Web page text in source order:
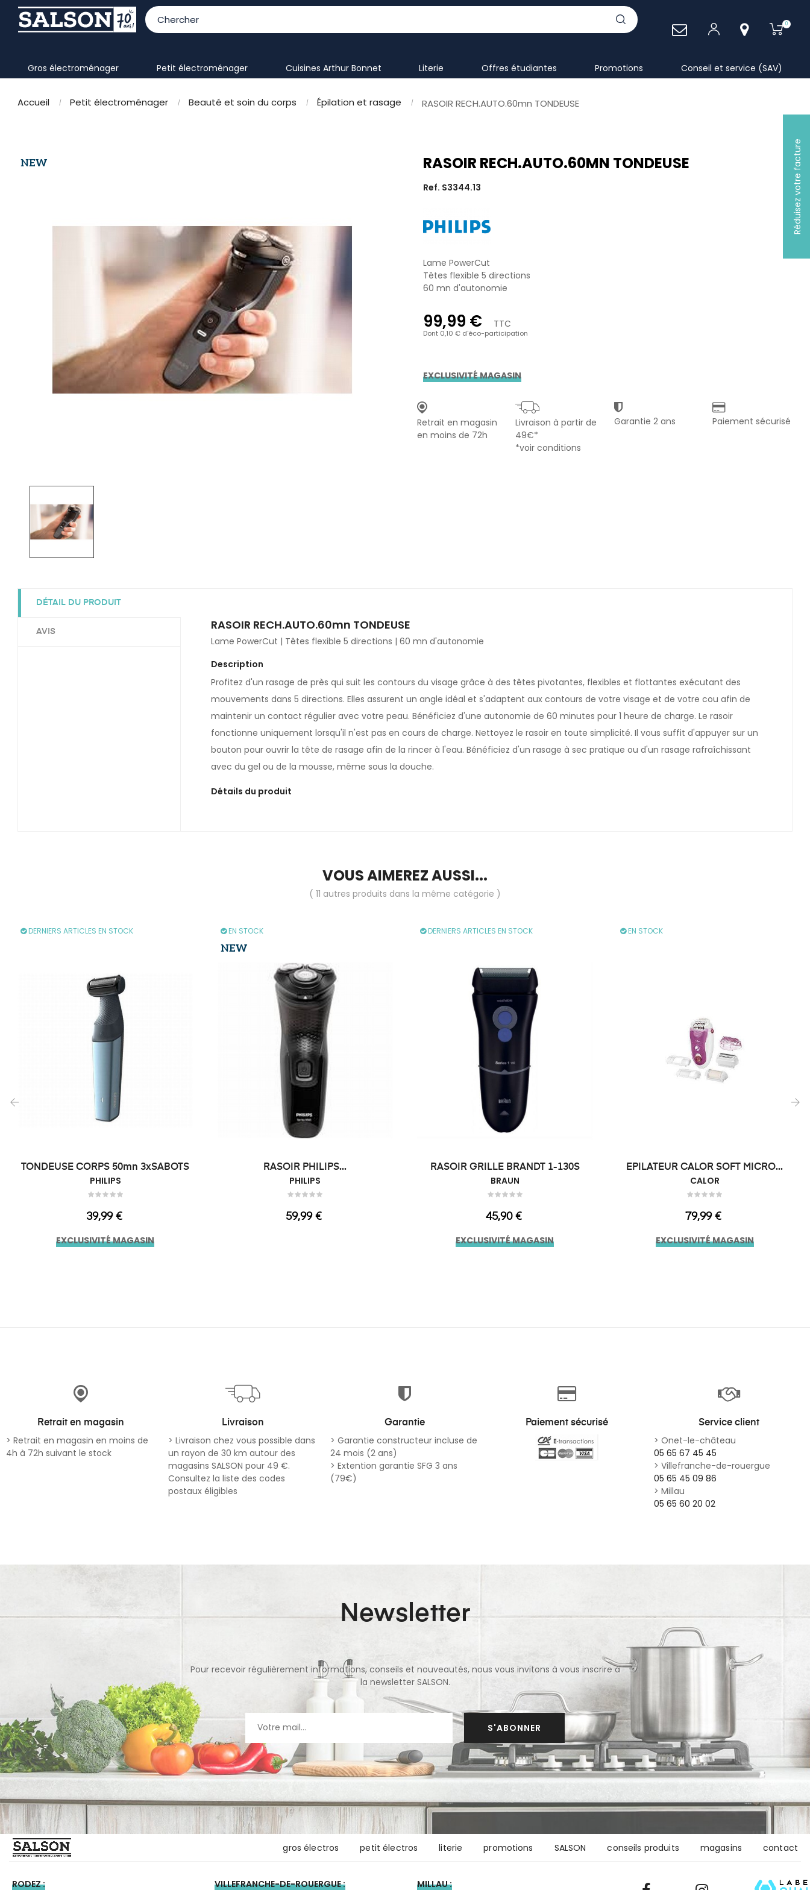
0
gros électroménager petit électroménager Cuisines Arthur Bonnet literie offres étudiantes Promotions Conseil et service (SAV)
Réduisez votre facture
Accueil Petit électroménager Beauté et soin du corps Épilation et rasage RASOIR RECH.AUTO.60mn TONDEUSE
NEW RASOIR RECH.AUTO.60MN TONDEUSE
Ref. S3344.13
Lame PowerCut
Têtes flexible 5 directions
60 mn d'autonomie
99,99 € TTC
Dont 0,10 € d'éco-participation
EXCLUSIVITÉ MAGASIN
Retrait en magasin
en moins de 72h
Livraison à partir de
49€*
*voir conditions
Garantie 2 ans Paiement sécurisé
DÉTAIL DU PRODUIT
AVIS RASOIR RECH.AUTO.60mn TONDEUSE
Lame PowerCut | Têtes flexible 5 directions | 60 mn d'autonomie
Description
Profitez d'un rasage de près qui suit les contours du visage grâce à des têtes pivotantes, flexibles et flottantes exécutant des
mouvements dans 5 directions. Elles assurent un angle idéal et s'adaptent aux contours de votre visage et de votre cou afin de
maintenir un contact régulier avec votre peau. Bénéficiez d'une autonomie de 60 minutes pour 1 heure de charge. Le rasoir
fonctionne uniquement lorsqu'il n'est pas en cours de charge. Nettoyez le rasoir en toute simplicité. Il vous suffit d'appuyer sur un
bouton pour ouvrir la tête de rasage afin de la rincer à l'eau. Bénéficiez d'un rasage à sec pratique ou d'un rasage rafraîchissant
avec du gel ou de la mousse, même sous la douche.
Détails du produit
VOUS AIMEREZ AUSSI...
( 11 autres produits dans la même catégorie )
DERNIERS ARTICLES EN STOCK
TONDEUSE CORPS 50mn 3xSABOTS
PHILIPS
Prix
39,99 €
EXCLUSIVITÉ MAGASIN
EN STOCK
NEW
RASOIR PHILIPS...
PHILIPS
Prix
59,99 €
DERNIERS ARTICLES EN STOCK
RASOIR GRILLE BRANDT 1-130S
BRAUN
Prix
45,90 €
EXCLUSIVITÉ MAGASIN
EN STOCK
EPILATEUR CALOR SOFT MICRO...
CALOR
Prix
79,99 €
EXCLUSIVITÉ MAGASIN
Retrait en magasin
> Retrait en magasin en moins de
4h à 72h suivant le stock
Livraison
> Livraison chez vous possible dans
un rayon de 30 km autour des
magasins SALSON pour 49 €.
Consultez la liste des codes
postaux éligibles
Garantie
> Garantie constructeur incluse de
24 mois (2 ans)
> Extention garantie SFG 3 ans
(79€)
Paiement sécurisé Service client
> Onet-le-château
05 65 67 45 45
> Villefranche-de-rouergue
05 65 45 09 86
> Millau
05 65 60 20 02
Newsletter
Pour recevoir régulièrement informations, conseils et nouveautés, nous vous invitons à vous inscrire à
la newsletter SALSON.
S'ABONNER
gros électros petit électros literie promotions SALSON conseils produits magasins contact
RODEZ : VILLEFRANCHE-DE-ROUERGUE : MILLAU :